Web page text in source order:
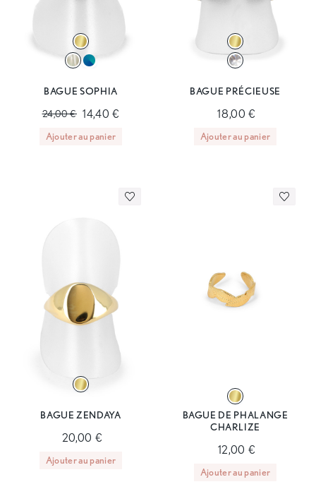
BAGUE SOPHIA
24,00 € 14,40 €
Ajouter au panier
BAGUE PRÉCIEUSE
18,00 €
Ajouter au panier
BAGUE ZENDAYA
20,00 €
Ajouter au panier
BAGUE DE PHALANGE
CHARLIZE
12,00 €
Ajouter au panier